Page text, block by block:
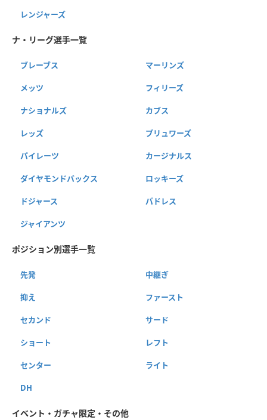
レンジャーズ
ナ・リーグ選手一覧
ブレーブス マーリンズ
メッツ フィリーズ
ナショナルズ カブス
レッズ ブリュワーズ
パイレーツ カージナルス
ダイヤモンドバックス ロッキーズ
ドジャース パドレス
ジャイアンツ
ポジション別選手一覧
先発 中継ぎ
抑え ファースト
セカンド サード
ショート レフト
センター ライト
DH
イベント・ガチャ限定・その他